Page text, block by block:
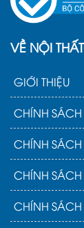
VỀ NỘI
GIỚI THIỆU
CHÍNH
CHÍNH
CHÍNH
CHÍNH